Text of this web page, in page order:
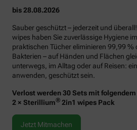
bis 28.08.2026
Sauber geschützt – jederzeit und
wipes haben Sie zuverlässige Hygiene
praktischen Tücher eliminieren 99,99 %
Bakterien – auf Händen und Flächen
unterwegs, im Alltag oder auf Reisen:
anwenden, geschützt sein.
Verlost werden 30 Sets mit
2 × Sterillium® 2in1 wipes Pack
Jetzt Mitmachen